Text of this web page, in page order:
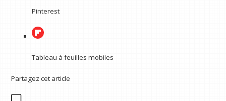
Pinterest
Tableau à feuilles mobiles
Partagez cet article